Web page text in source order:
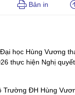
Bản in
học Hùng Vương
thực hiện Nghị
Trường ĐH Hùng